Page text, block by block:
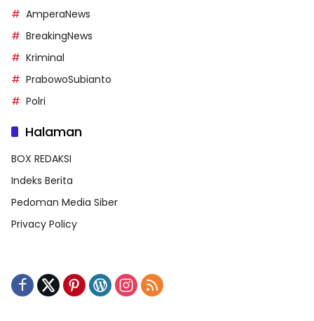
AmperaNews
BreakingNews
Kriminal
PrabowoSubianto
Polri
Halaman
BOX REDAKSI
Indeks Berita
Pedoman Media Siber
Privacy Policy